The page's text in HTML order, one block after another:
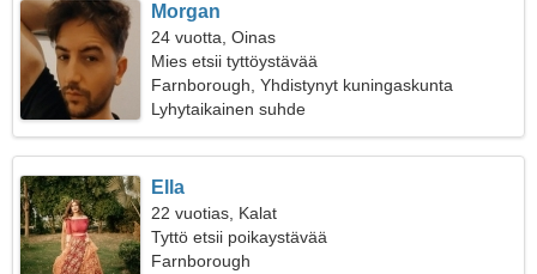
Morgan
24 vuotta, Oinas
Mies etsii tyttöystävää
Farnborough, Yhdistynyt kuningaskunta
Lyhytaikainen suhde
Ella
22 vuotias, Kalat
Tyttö etsii poikaystävää
Farnborough